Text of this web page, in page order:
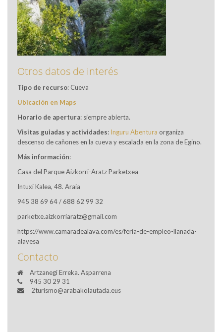
Otros datos de interés
Tipo de recurso: Cueva
Ubicación en Maps
Horario de apertura: siempre abierta.
Visitas guiadas y actividades: Inguru Abentura organiza
descenso de cañones en la cueva y escalada en la zona de Egino.
Más información:
Casa del Parque Aizkorri-Aratz Parketxea
Intuxi Kalea, 48. Araia
945 38 69 64 / 688 62 99 32
parketxe.aizkorriaratz@gmail.com
https://www.camaradealava.com/es/feria-de-empleo-llanada-
alavesa
Contacto
Artzanegi Erreka. Asparrena
945 30 29 31
2turismo@arabakolautada.eus